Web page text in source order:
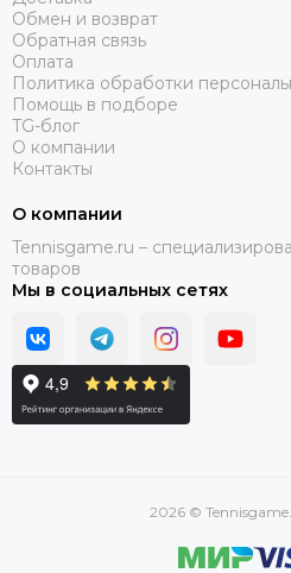
Обмен и возврат
Обратная связь
Оплата
Политика обработки
Помощь в подборе
TG-блог
О компании
Контакты
О компании
Tennisgame.ru –
товаров
Мы в социальных сетях
2026 © Tennisgame.